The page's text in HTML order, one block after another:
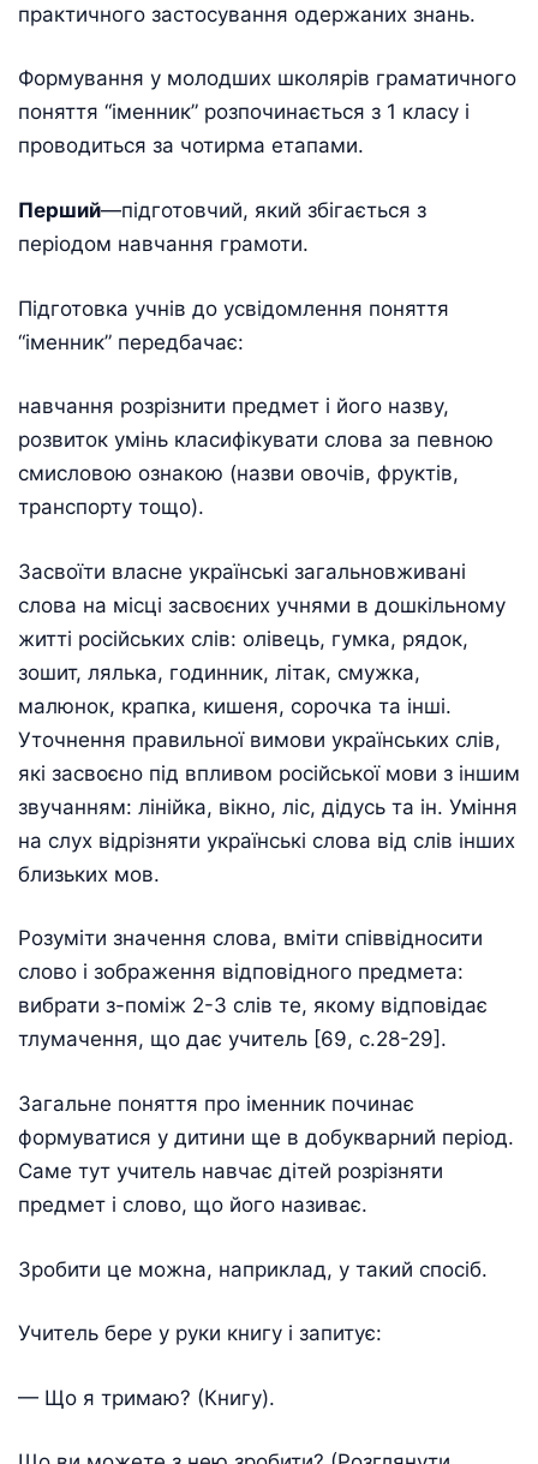
практичного застосування одержаних знань.
Формування у молодших школярів граматичного
поняття “іменник” розпочинається з 1 класу і
проводиться за чотирма етапами.
Перший—підготовчий, який збігається з
періодом навчання грамоти.
Підготовка учнів до усвідомлення поняття
“іменник” передбачає:
навчання розрізнити предмет і його назву,
розвиток умінь класифікувати слова за певною
смисловою ознакою (назви овочів, фруктів,
транспорту тощо).
Засвоїти власне українські загальновживані
слова на місці засвоєних учнями в дошкільному
житті російських слів: олівець, гумка, рядок,
зошит, лялька, годинник, літак, смужка,
малюнок, крапка, кишеня, сорочка та інші.
Уточнення правильної вимови українських слів,
які засвоєно під впливом російської мови з іншим
звучанням: лінійка, вікно, ліс, дідусь та ін. Уміння
на слух відрізняти українські слова від слів інших
близьких мов.
Розуміти значення слова, вміти співвідносити
слово і зображення відповідного предмета:
вибрати з-поміж 2-3 слів те, якому відповідає
тлумачення, що дає учитель [69, с.28-29].
Загальне поняття про іменник починає
формуватися у дитини ще в добукварний період.
Саме тут учитель навчає дітей розрізняти
предмет і слово, що його називає.
Зробити це можна, наприклад, у такий спосіб.
Учитель бере у руки книгу і запитує:
— Що я тримаю? (Книгу).